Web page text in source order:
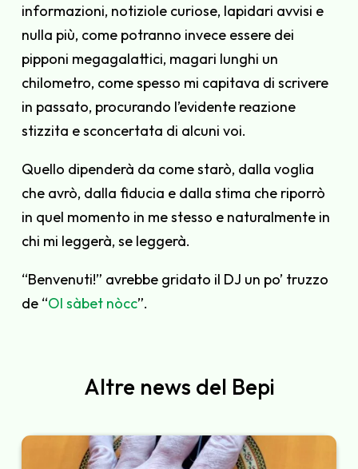
informazioni, notiziole curiose, lapidari avvisi e
nulla più, come potranno invece essere dei
pipponi megagalattici, magari lunghi un
chilometro, come spesso mi capitava di scrivere
in passato, procurando l’evidente reazione
stizzita e sconcertata di alcuni voi.
Quello dipenderà da come starò, dalla voglia
che avrò, dalla fiducia e dalla stima che riporrò
in quel momento in me stesso e naturalmente in
chi mi leggerà, se leggerà.
“Benvenuti!” avrebbe gridato il DJ un po’ truzzo
de “Ol sàbet nòcc”.
Altre news del Bepi